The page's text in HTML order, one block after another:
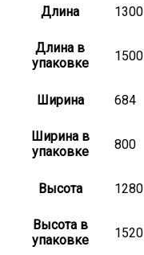
Длина 1300
Длина в
упаковке
1500
Ширина 684
Ширина в
упаковке
800
Высота 1280
Высота в
упаковке
1520